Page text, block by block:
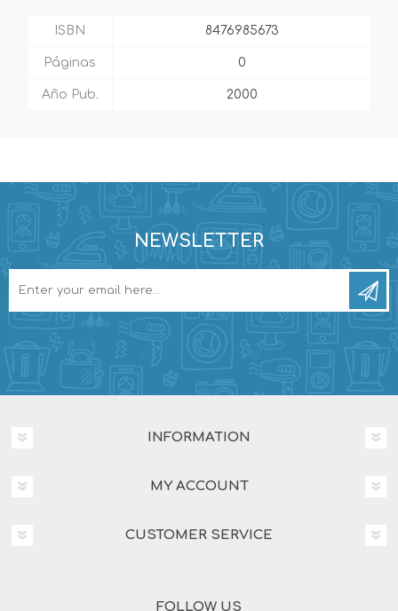
ISBN 8476985673
Páginas 0
Año Pub. 2000
NEWSLETTER
INFORMATION
MY ACCOUNT
CUSTOMER SERVICE
FOLLOW US